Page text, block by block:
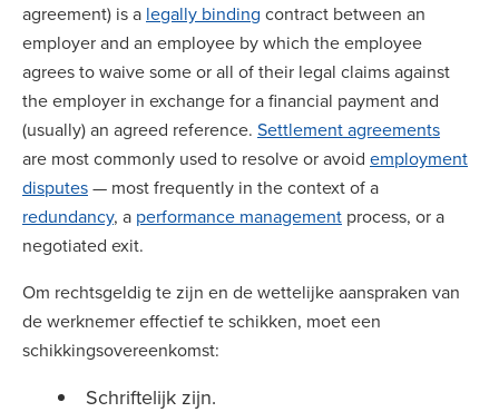
agreement) is a legally binding contract between an
employer and an employee by which the employee
agrees to waive some or all of their legal claims against
the employer in exchange for a financial payment and
(usually) an agreed reference. Settlement agreements
are most commonly used to resolve or avoid employment
disputes— most frequently in the context of a
redundancy, a performance management process, or a
negotiated exit.
Om rechtsgeldig te zijn en de wettelijke aanspraken van
de werknemer effectief te schikken, moet een
schikkingsovereenkomst:
Schriftelijk zijn.